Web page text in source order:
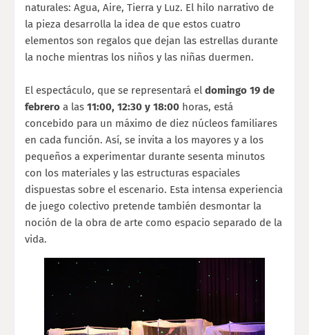
naturales: Agua, Aire, Tierra y Luz. El hilo narrativo de
la pieza desarrolla la idea de que estos cuatro
elementos son regalos que dejan las estrellas durante
la noche mientras los niños y las niñas duermen.
El espectáculo, que se representará el domingo 19 de
febrero a las 11:00, 12:30 y 18:00 horas, está
concebido para un máximo de diez núcleos familiares
en cada función. Así, se invita a los mayores y a los
pequeños a experimentar durante sesenta minutos
con los materiales y las estructuras espaciales
dispuestas sobre el escenario. Esta intensa experiencia
de juego colectivo pretende también desmontar la
noción de la obra de arte como espacio separado de la
vida.